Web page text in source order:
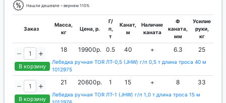
Нашли дешевле – вернем 110%
Заказ
Масса,
кг
Цена, р.
Г/
п,
т
Канат,
м
Наличие
каната
Ф
каната,
мм
Усилие
руки,
кг
В корзину
18 19900р. 0.5 40 + 6.3 25
Лебедка ручная TOR ЛТ-0,5 (JHW) г/п 0,5 т длина троса 40 м
1012975
В корзину
21 20600р. 1 15 + 8 33
Лебедка ручная TOR ЛТ-1 (JHW) г/п 1,0 т длина троса 15 м